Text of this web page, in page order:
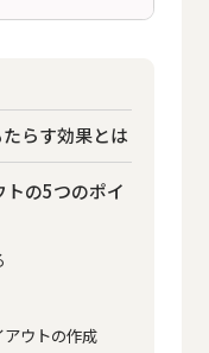
らす効果とは
の5つのポイ
ウトの作成